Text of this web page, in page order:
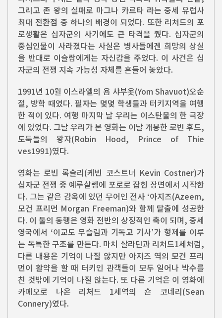
그리고 존 왕의 실패로 마그나 카르타 라는 중세 유럽사
최대 전환점 중 하나의 배경이 되었다. 또한 리처드의 포
로생활은 십자군의 사기에도 큰 타격을 줬다. 십자군의
중심인물이 사라졌다는 사실은 병사들에겐 희망의 상실
을 반대로 이슬람에게는 자신감을 주었다. 이 사건은 십
자군의 전쟁 지속 가능성 자체를 흔들어 놓았다.
1991년 10월 이스라엘의 욤 샤부옷(Yom Shavuot)오순
절, 방학 때였다. 필자는 몇몇 학생들과 터키지역을 여행
한 적이 있다. 여행 마지막 날 우리는 이스탄불의 한 극장
에 있었다. 그날 우리가 본 영화는 이날 개봉한 로빈 후드,
도둑들의 왕자(Robin Hood, Prince of Thie
ves1991)였다.
영화는 로빈 록슬리(케빈 코스트너 Kevin Costner)가
십자군 전쟁 중 예루살렘에 포로로 잡힌 장면에서 시작한
다. 그는 같은 감옥에 있던 무어인 전사 ‘아지즈(Azeem,
모건 프리먼 Morgan Freeman)와 함께 탈출에 성공한
다. 이 둘의 동행은 영화 전반의 상징적인 축이 되며, 중세
영국에서 ‘이교도 무슬림과 기독교 기사’가 형제를 이루
는 독특한 구조를 만든다. 마치 살라딘과 리처드1세처럼,
다른 내용은 기억이 나질 않지만 아지즈 역의 모건 프리
먼이 활약을 할 때 터키인 관객들이 모두 일어나 박수를
친 것밖에 기억이 나질 않는다. 또 다른 기억은 이 영화에
카메오로 나온 리처드 1세역의 숀 코네리(Sean
Connery)였다.